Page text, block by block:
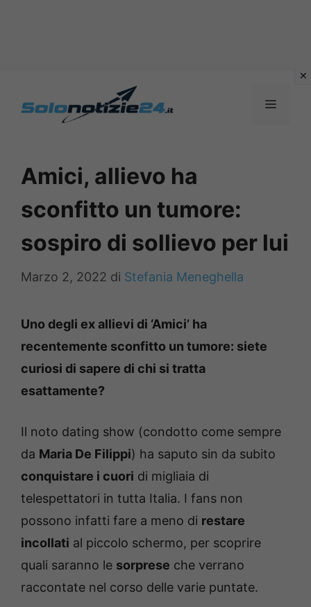
MENU
Amici, allievo ha
sconfitto un tumore:
sospiro di sollievo per lui
Marzo 2, 2022 di Stefania Meneghella
Uno degli ex allievi di ‘Amici’ ha
recentemente sconfitto un tumore: siete
curiosi di sapere di chi si tratta
esattamente?
Il noto dating show (condotto come sempre
da Maria De Filippi) ha saputo sin da subito
conquistare i cuori di migliaia di
telespettatori in tutta Italia. I fans non
possono infatti fare a meno di restare
incollati al piccolo schermo, per scoprire
quali saranno le sorprese che verrano
raccontate nel corso delle varie puntate.